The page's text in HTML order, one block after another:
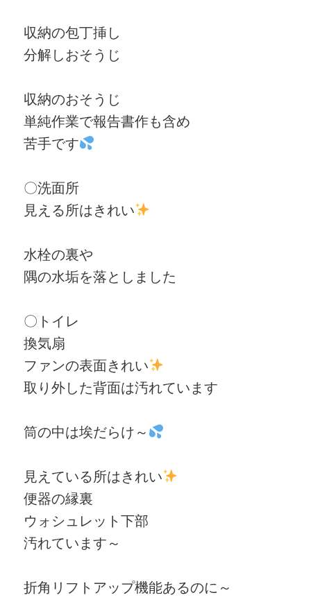
収納の包丁挿し
分解しおそうじ
収納のおそうじ
単純作業で報告書作も含め
苦手です
〇洗面所
見える所はきれい
水栓の裏や
隅の水垢を落としました
〇トイレ
換気扇
ファンの表面きれい
取り外した背面は汚れています
筒の中は埃だらけ～
見えている所はきれい
便器の縁裏
ウォシュレット下部
汚れています～
折角リフトアップ機能あるのに～